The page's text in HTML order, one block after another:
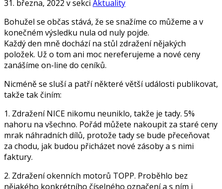
31. března, 2022 v sekci Aktuality
Bohužel se občas stává, že se snažíme co můžeme a v
konečném výsledku nula od nuly pojde.
Každý den mně dochází na stůl zdražení nějakých
položek. Už o tom ani moc nereferujeme a nové ceny
zanášíme on-line do ceníků.
Nicméně se sluší a patří některé větší události publikovat,
takže tak činím:
1. Zdražení NICE nikomu neuniklo, takže je tady. 5%
nahoru na všechno. Pořád můžete nakoupit za staré ceny
mrak náhradních dílů, protože tady se bude přeceňovat
za chodu, jak budou přicházet nové zásoby a s nimi
faktury.
2. Zdražení okenních motorů TOPP. Proběhlo bez
nějakého konkrétního číselného označení a s ním i